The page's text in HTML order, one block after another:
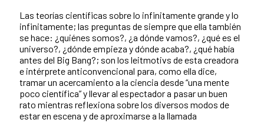
Las teorías científicas sobre lo infinitamente grande y lo
infinitamente; las preguntas de siempre que ella también
se hace: ¿quiénes somos?, ¿a dónde vamos?, ¿qué es el
universo?, ¿dónde empieza y dónde acaba?, ¿qué había
antes del Big Bang?; son los leitmotivs de esta creadora
e intérprete anticonvencional para, como ella dice,
tramar un acercamiento a la ciencia desde “una mente
poco científica” y llevar al espectador a pasar un buen
rato mientras reflexiona sobre los diversos modos de
estar en escena y de aproximarse a la llamada